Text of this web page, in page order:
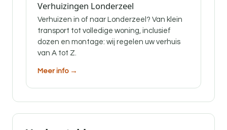
Verhuizingen Londerzeel
Verhuizen in of naar Londerzeel? Van klein
transport tot volledige woning, inclusief
dozen en montage: wij regelen uw verhuis
van A tot Z.
Meer info →